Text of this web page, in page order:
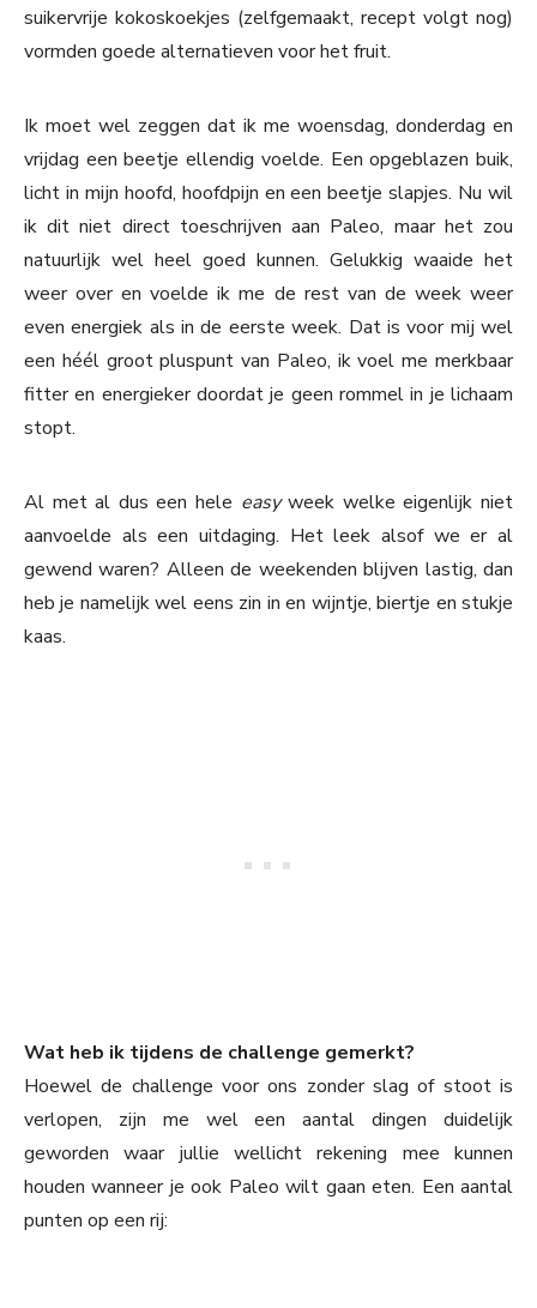
suikervrije kokoskoekjes (zelfgemaakt, recept volgt nog)
vormden goede alternatieven voor het fruit.
Ik moet wel zeggen dat ik me woensdag, donderdag en
vrijdag een beetje ellendig voelde. Een opgeblazen buik,
licht in mijn hoofd, hoofdpijn en een beetje slapjes. Nu wil
ik dit niet direct toeschrijven aan Paleo, maar het zou
natuurlijk wel heel goed kunnen. Gelukkig waaide het
weer over en voelde ik me de rest van de week weer
even energiek als in de eerste week. Dat is voor mij wel
een héél groot pluspunt van Paleo, ik voel me merkbaar
fitter en energieker doordat je geen rommel in je lichaam
stopt.
Al met al dus een hele easyweek welke eigenlijk niet
aanvoelde als een uitdaging. Het leek alsof we er al
gewend waren? Alleen de weekenden blijven lastig, dan
heb je namelijk wel eens zin in en wijntje, biertje en stukje
kaas.
Wat heb ik tijdens de challenge gemerkt?
Hoewel de challenge voor ons zonder slag of stoot is
verlopen, zijn me wel een aantal dingen duidelijk
geworden waar jullie wellicht rekening mee kunnen
houden wanneer je ook Paleo wilt gaan eten. Een aantal
punten op een rij: